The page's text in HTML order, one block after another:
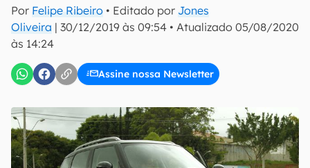
Por Felipe Ribeiro • Editado por Jones
Oliveira | 30/12/2019 às 09:54 • Atualizado 05/08/2020
às 14:24
Assine nossa Newsletter
inscreva-se
Uso e Política de Privacidade do Canaltech.